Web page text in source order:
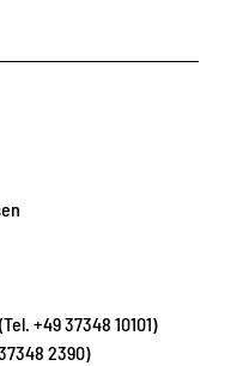
+49 37348 10101)
2390)